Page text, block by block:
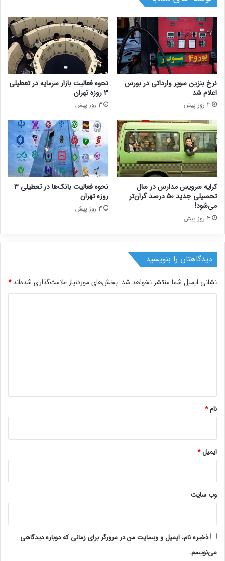
نرخ بنزین سوپر وارداتی در بورس
اعلام شد
3 روز پیش
نحوه فعالیت بازار سرمایه در تعطیلی
۳ روزه تهران
3 روز پیش
کرایه سرویس مدارس در سال
تحصیلی جدید ۵۰ درصد گران‌تر
می‌شود!
3 روز پیش
نحوه فعالیت بانک‌ها در تعطیلی ۳
روزه تهران
3 روز پیش
دیدگاهتان را بنویسید
نشانی ایمیل شما منتشر نخواهد شد. بخش‌های موردنیاز علامت‌گذاری شده‌اند*
نام*
ایمیل*
وب‌ سایت
ذخیره نام، ایمیل و وبسایت من در مرورگر برای زمانی که دوباره دیدگاهی
می‌نویسم.